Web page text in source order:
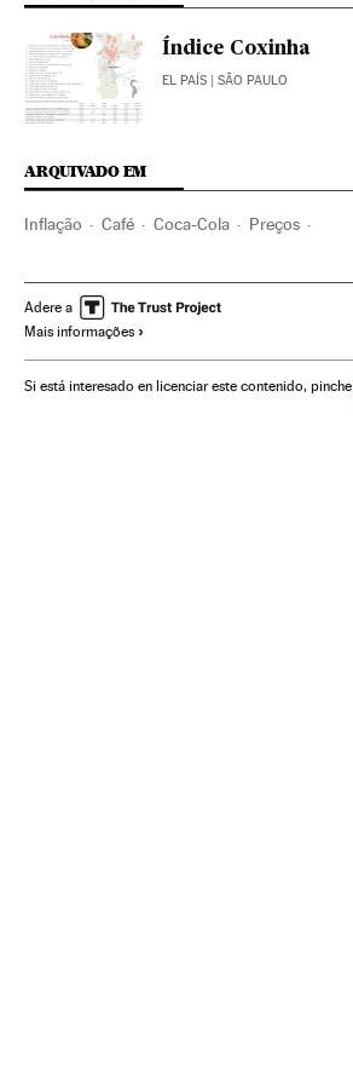
Índice Coxinha
EL PAÍS | SÃO PAULO
ARQUIVADO EM
Inflação Café Coca-Cola Preços
América do Sul América Latina
Indústria
Adere a
Mais informações
Si está interesado en licenciar este contenido, pinche